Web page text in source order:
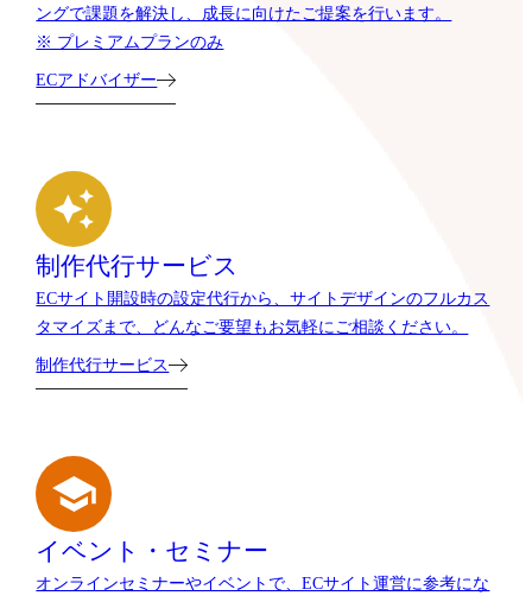
ングで課題を解決し、成長に向けたご提案を行います。
※ プレミアムプランのみ
ECアドバイザー
制作代行サービス
ECサイト開設時の設定代行から、サイトデザインのフルカス
タマイズまで、どんなご要望もお気軽にご相談ください。
制作代行サービス
イベント・セミナー
オンラインセミナーやイベントで、ECサイト運営に参考にな